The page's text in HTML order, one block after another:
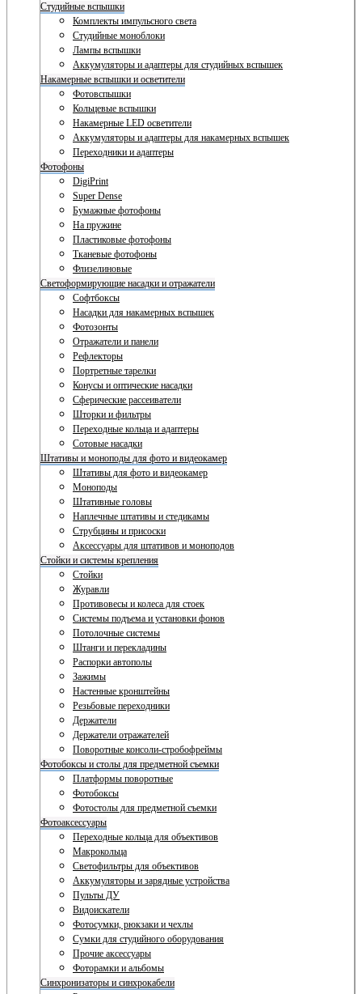
Студийные вспышки
Комплекты импульсного света
Студийные моноблоки
Лампы вспышки
Аккумуляторы и адаптеры для студийных вспышек
Накамерные вспышки и осветители
Фотовспышки
Кольцевые вспышки
Накамерные LED осветители
Аккумуляторы и адаптеры для накамерных вспышек
Переходники и адаптеры
Фотофоны
DigiPrint
Super Dense
Бумажные фотофоны
На пружине
Пластиковые фотофоны
Тканевые фотофоны
Флизелиновые
Светоформирующие насадки и отражатели
Софтбоксы
Насадки для накамерных вспышек
Фотозонты
Отражатели и панели
Рефлекторы
Портретные тарелки
Конусы и оптические насадки
Сферические рассеиватели
Шторки и фильтры
Переходные кольца и адаптеры
Сотовые насадки
Штативы и моноподы для фото и видеокамер
Штативы для фото и видеокамер
Моноподы
Штативные головы
Наплечные штативы и стедикамы
Струбцины и присоски
Аксессуары для штативов и моноподов
Стойки и системы крепления
Стойки
Журавли
Противовесы и колеса для стоек
Системы подъема и установки фонов
Потолочные системы
Штанги и перекладины
Распорки автополы
Зажимы
Настенные кронштейны
Резьбовые переходники
Держатели
Держатели отражателей
Поворотные консоли-стробофреймы
Фотобоксы и столы для предметной съемки
Платформы поворотные
Фотобоксы
Фотостолы для предметной съемки
Фотоаксессуары
Переходные кольца для объективов
Макрокольца
Светофильтры для объективов
Аккумуляторы и зарядные устройства
Пульты ДУ
Видоискатели
Фотосумки, рюкзаки и чехлы
Сумки для студийного оборудования
Прочие аксессуары
Фоторамки и альбомы
Синхронизаторы и синхрокабели